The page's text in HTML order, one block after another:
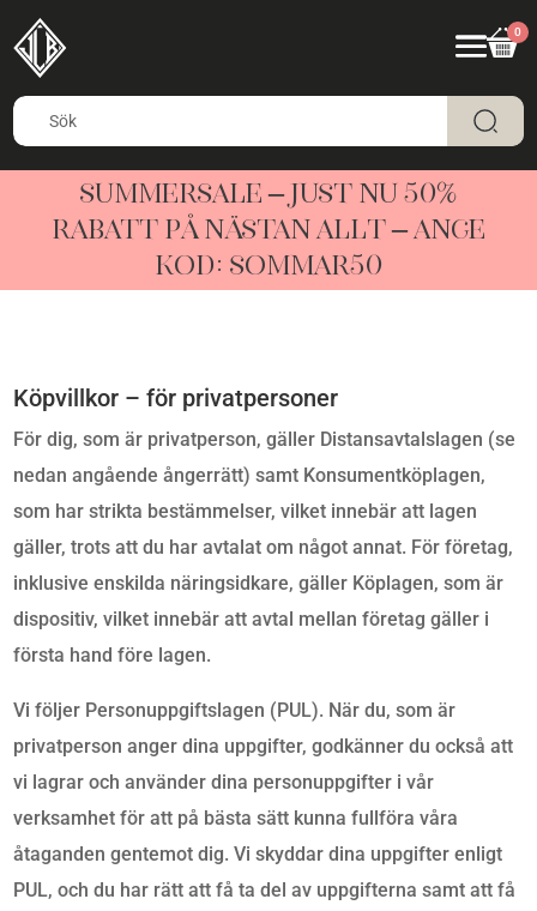
0
SUMMERSALE – JUST NU 50%
RABATT PÅ NÄSTAN ALLT – ANGE
KOD: SOMMAR50
Köpvillkor – för privatpersoner
För dig, som är privatperson, gäller Distansavtalslagen (se
nedan angående ångerrätt) samt Konsumentköplagen,
som har strikta bestämmelser, vilket innebär att lagen
gäller, trots att du har avtalat om något annat. För företag,
inklusive enskilda näringsidkare, gäller Köplagen, som är
dispositiv, vilket innebär att avtal mellan företag gäller i
första hand före lagen.
Vi följer Personuppgiftslagen (PUL). När du, som är
privatperson anger dina uppgifter, godkänner du också att
vi lagrar och använder dina personuppgifter i vår
verksamhet för att på bästa sätt kunna fullföra våra
åtaganden gentemot dig. Vi skyddar dina uppgifter enligt
PUL, och du har rätt att få ta del av uppgifterna samt att få